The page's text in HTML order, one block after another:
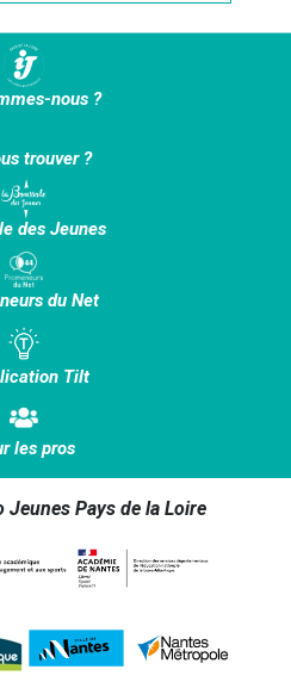
nous ?
trouver ?
des Jeunes
du Net
Tilt
les pros
Pays de la Loire